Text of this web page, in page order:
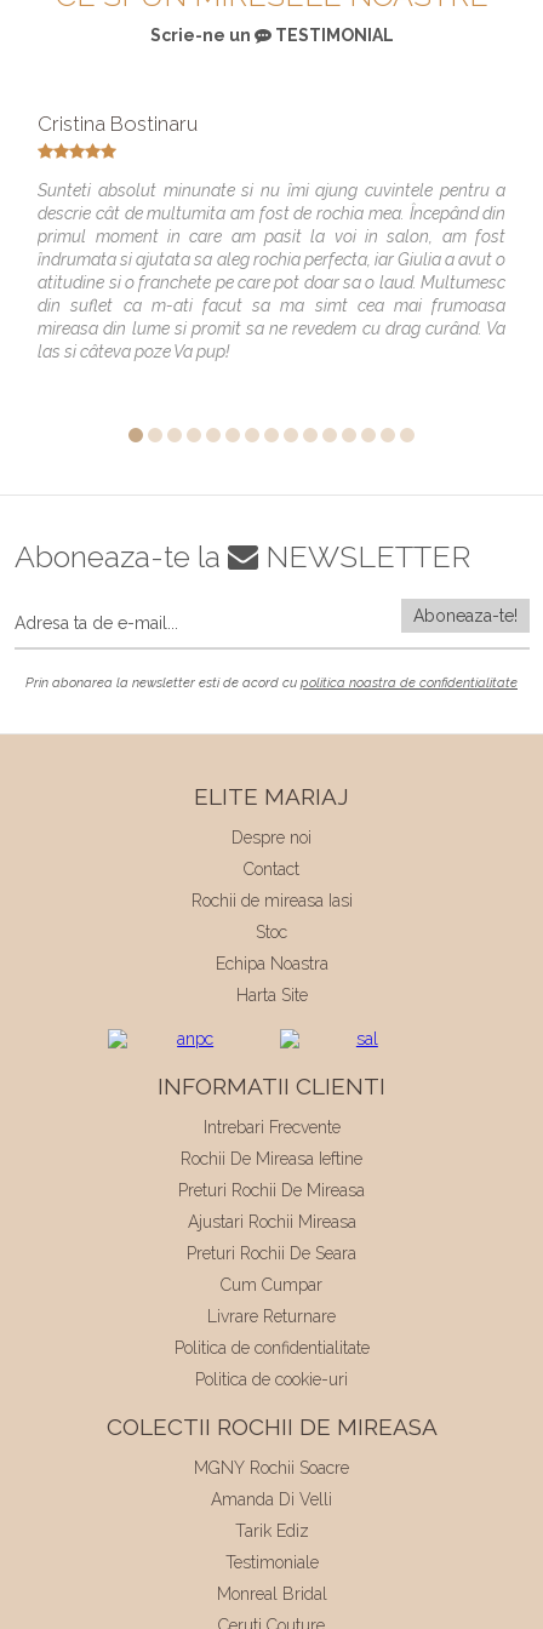
Scrie-ne un TESTIMONIAL
Cristina Bostinaru
Sunteti absolut minunate si nu îmi ajung cuvintele pentru a
descrie cât de multumita am fost de rochia mea. Începând din
primul moment in care am pasit la voi in salon, am fost
îndrumata si ajutata sa aleg rochia perfecta, iar Giulia a avut o
atitudine si o franchete pe care pot doar sa o laud. Multumesc
din suflet ca m-ati facut sa ma simt cea mai frumoasa
mireasa din lume si promit sa ne revedem cu drag curând. Va
las si câteva poze Va pup!
Aboneaza-te la NEWSLETTER
Prin abonarea la newsletter esti de acord cu politica noastra de confidentialitate
ELITE MARIAJ
Despre noi
Contact
Rochii de mireasa Iasi
Stoc
Echipa Noastra
Harta Site
INFORMATII CLIENTI
Intrebari Frecvente
Rochii De Mireasa Ieftine
Preturi Rochii De Mireasa
Ajustari Rochii Mireasa
Preturi Rochii De Seara
Cum Cumpar
Livrare Returnare
Politica de confidentialitate
Politica de cookie-uri
COLECTII ROCHII DE MIREASA
MGNY Rochii Soacre
Amanda Di Velli
Tarik Ediz
Testimoniale
Monreal Bridal
Ceruti Couture